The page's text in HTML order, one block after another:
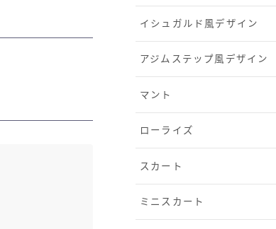
イシュガルド風デザイン
アジムステップ風デザイン
マント
ローライズ
スカート
ミニスカート